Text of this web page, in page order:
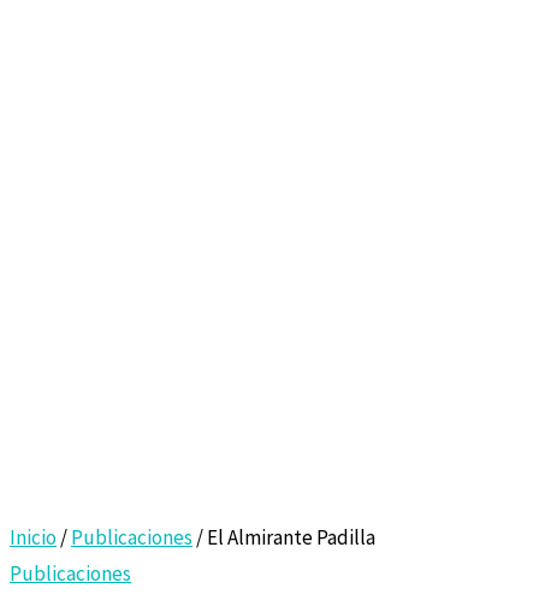
Inicio/Publicaciones/ El Almirante Padilla
Publicaciones